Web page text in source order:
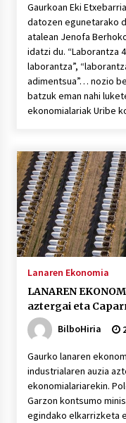
Gaurkoan Eki
datozen egunetarako
atalean Jenofa
idatzi du. “Laborantza
laborantza”,
adimentsua”… nozio
batzuk eman nahi
ekonomialariak Uribe
Lanaren Ekonomia
LANAREN
aztergai eta
BilboHiria
Gaurko lanaren
industrialaren auzia
ekonomialariarekin.
Garzon kontsumo
egindako elkarrizketa